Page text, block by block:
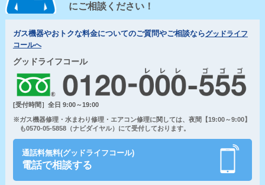
にご相談ください！
ガス機器やおトクな料金についてのご質問やご相談ならグッドライフ
コールへ
グッドライフコール
[受付時間］全日 9:00～19:00
※ガス機器修理・水まわり修理・エアコン修理に関しては、夜間【19:00～9:00】
も0570-05-5858（ナビダイヤル）にて受付しております。
通話料無料(グッドライフコール)
電話で相談する